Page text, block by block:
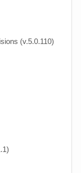
(v.5.0.110)